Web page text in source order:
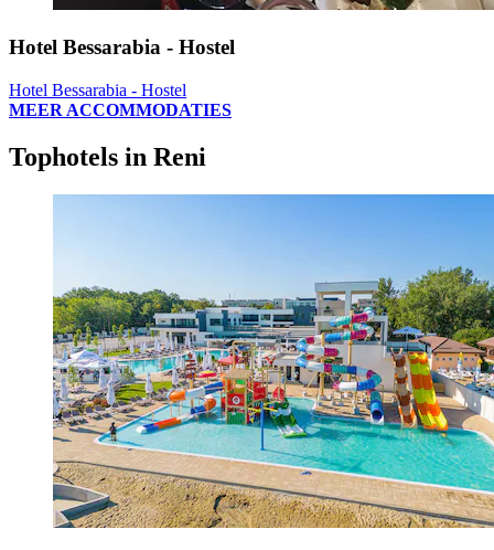
Hotel Bessarabia - Hostel
Hotel Bessarabia - Hostel
MEER ACCOMMODATIES
Tophotels in Reni